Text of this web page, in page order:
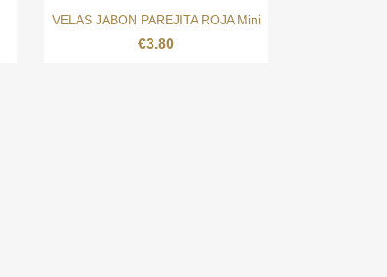
Quick view
VELAS JABON PAREJITA ROJA Mini
€3.80